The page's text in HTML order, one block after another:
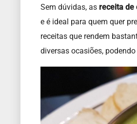
Sem dúvidas, as receita de
e é ideal para quem quer
receitas que rendem
diversas ocasiões,